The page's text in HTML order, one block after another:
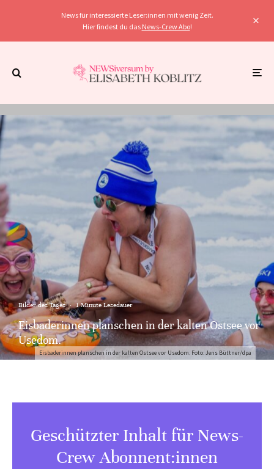
News für interessierte Leser:innen mit wenig Zeit.
Hier findest du das News-Crew Abo!
Eisbaderinnen planschen in der kalten Ostsee vor Usedom. Foto: Jens Büttner/dpa
Bilder des Tages · 1 Minute Lesedauer
Eisbaderinnen planschen in der kalten Ostsee vor
Usedom.
Geschützter Inhalt für News-
Crew Abonnent:innen